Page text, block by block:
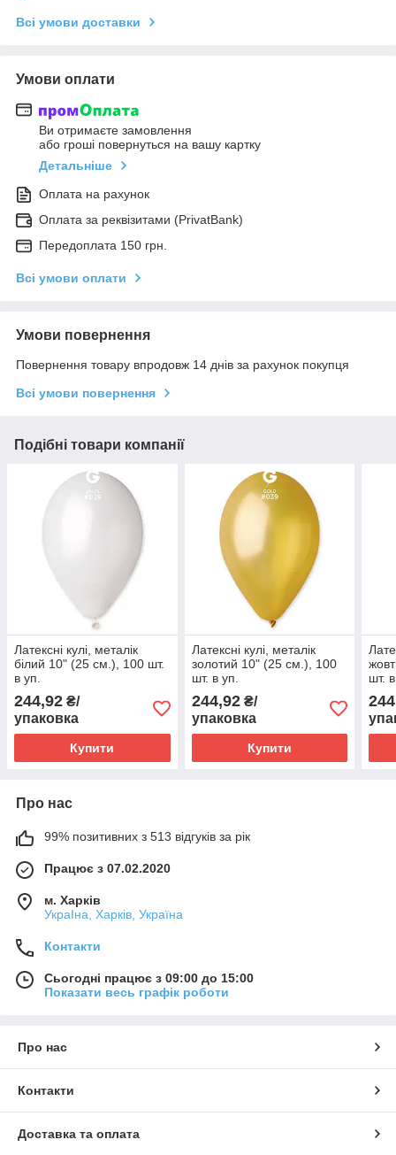
Всі умови доставки
Умови оплати
Ви отримаєте замовлення
або гроші повернуться на вашу картку
Детальніше
Оплата на рахунок
Оплата за реквізитами (PrivatBank)
Передоплата 150 грн.
Всі умови оплати
Умови повернення
Повернення товару впродовж 14 днів за рахунок покупця
Всі умови повернення
Подібні товари компанії
Латексні кулі, металік
білий 10" (25 см.), 100 шт.
в уп.
244,92 ₴/
упаковка
Купити
Латексні кулі, металік
золотий 10" (25 см.), 100
шт. в уп.
244,92₴/
упаковка
Купити
шт.
Про нас
99% позитивних з 513 відгуків за рік
Працює з 07.02.2020
м. Харків
УкраІна, Харків, Україна
Контакти
Сьогодні працює з 09:00 до 15:00
Показати весь графік роботи
Про нас
Контакти
Доставка та оплата